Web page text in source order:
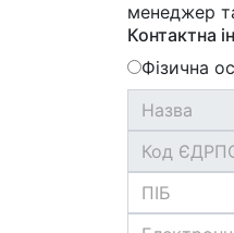
менеджер
Контактна
Фізична